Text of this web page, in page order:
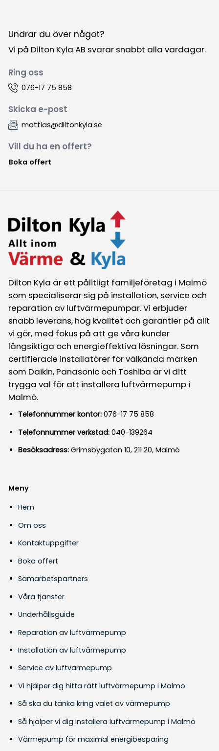
Undrar du över något?
Vi på Dilton Kyla AB svarar snabbt alla vardagar.
Ring oss
076-17 75 858
Skicka e-post
mattias@diltonkyla.se
Vill du ha en offert?
Boka offert
Dilton Kyla är ett pålitligt familjeföretag i Malmö
som specialiserar sig på installation, service och
reparation av luftvärmepumpar. Vi erbjuder
snabb leverans, hög kvalitet och garantier på allt
vi gör, med fokus på att ge våra kunder
långsiktiga och energieffektiva lösningar. Som
certifierade installatörer för välkända märken
som Daikin, Panasonic och Toshiba är vi ditt
trygga val för att installera luftvärmepump i
Malmö.
Telefonnummer kontor: 076-17 75 858
Telefonnummer verkstad: 040-139264
Besöksadress:Grimsbygatan 10, 211 20, Malmö
Meny
Hem
Om oss
Kontaktuppgifter
Boka offert
Samarbetspartners
Våra tjänster
Underhållsguide
Reparation av luftvärmepump
Installation av luftvärmepump
Service av luftvärmepump
Vi hjälper dig hitta rätt luftvärmepump i Malmö
Så ska du tänka kring valet av värmepump
Så hjälper vi dig installera luftvärmepump i Malmö
Värmepump för maximal energibesparing